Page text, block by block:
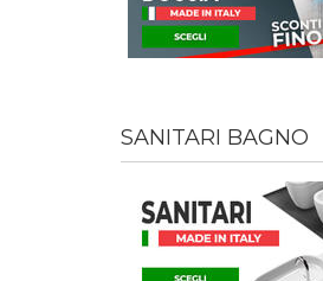
SANITARI BAGNO